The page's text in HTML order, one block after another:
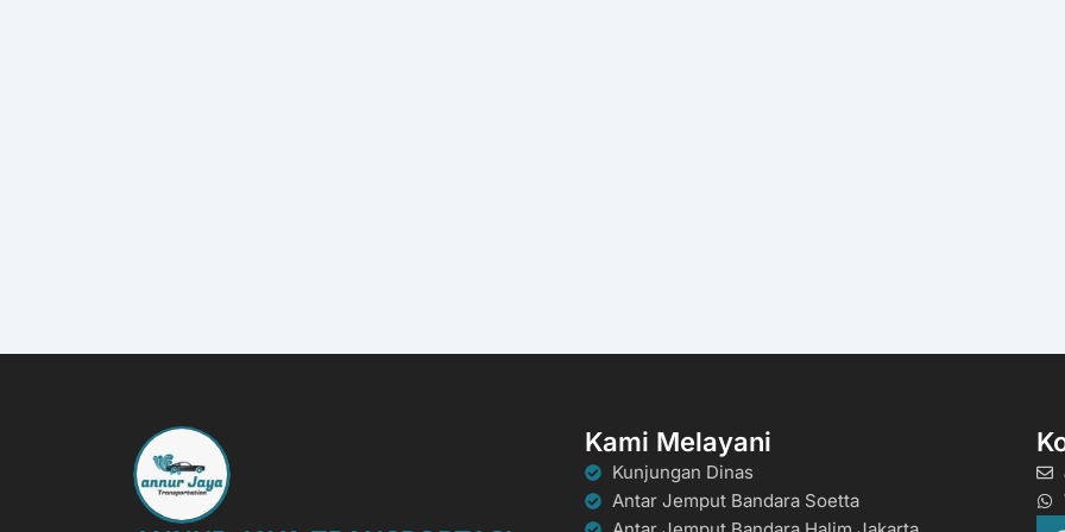
Kami Melayani
Kunjungan Dinas
Antar Jemput Bandara Soetta